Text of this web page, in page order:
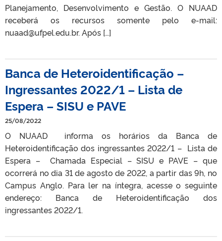
Planejamento, Desenvolvimento e Gestão. O NUAAD
receberá os recursos somente pelo e-mail:
nuaad@ufpel.edu.br. Após […]
Banca de Heteroidentificação –
Ingressantes 2022/1 – Lista de
Espera – SISU e PAVE
25/08/2022
O NUAAD informa os horários da Banca de
Heteroidentificação dos ingressantes 2022/1 – Lista de
Espera – Chamada Especial – SISU e PAVE – que
ocorrerá no dia 31 de agosto de 2022, a partir das 9h, no
Campus Anglo. Para ler na íntegra, acesse o seguinte
endereço: Banca de Heteroidentificação dos
ingressantes 2022/1.